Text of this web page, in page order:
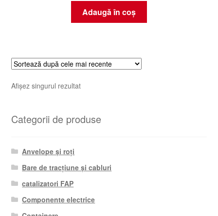
Adaugă în coș
Afișez singurul rezultat
Categorii de produse
Anvelope și roți
Bare de tracțiune și cabluri
catalizatori FAP
Componente electrice